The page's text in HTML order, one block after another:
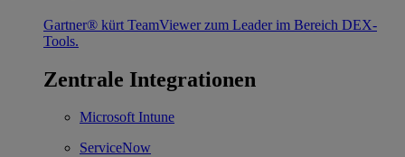
Gartner® kürt TeamViewer zum Leader im Bereich DEX-
Tools.
Zentrale Integrationen
Microsoft Intune
ServiceNow